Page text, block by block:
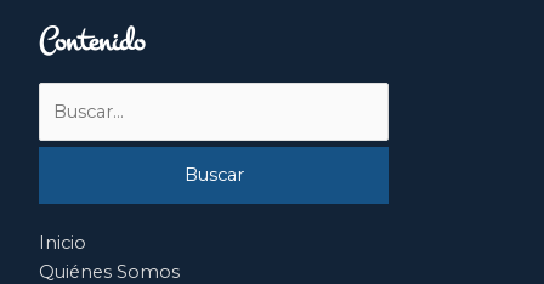
Contenido
por:
Inicio
Quiénes Somos